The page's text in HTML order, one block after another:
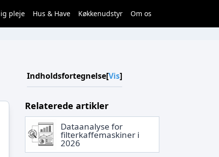
pleje Hus & Have Køkkenudstyr Om os
Indholdsfortegnelse[Vis]
Relaterede artikler
Dataanalyse for
filterkaffemaskiner i
2026